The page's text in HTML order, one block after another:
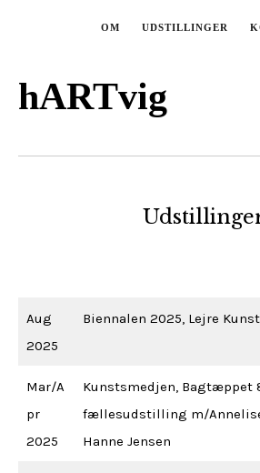
OM UDSTILLINGER
hARTvig
Aug
2025
Biennalen 2025, Lejre
Mar/A
pr
2025
Kunstsmedjen, Bagtæppet
fællesudstilling m/
Hanne Jensen